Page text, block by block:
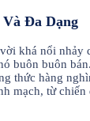
Đa Dạng
khá nổi nhảy
buôn buôn
thức hàng
mạch, từ